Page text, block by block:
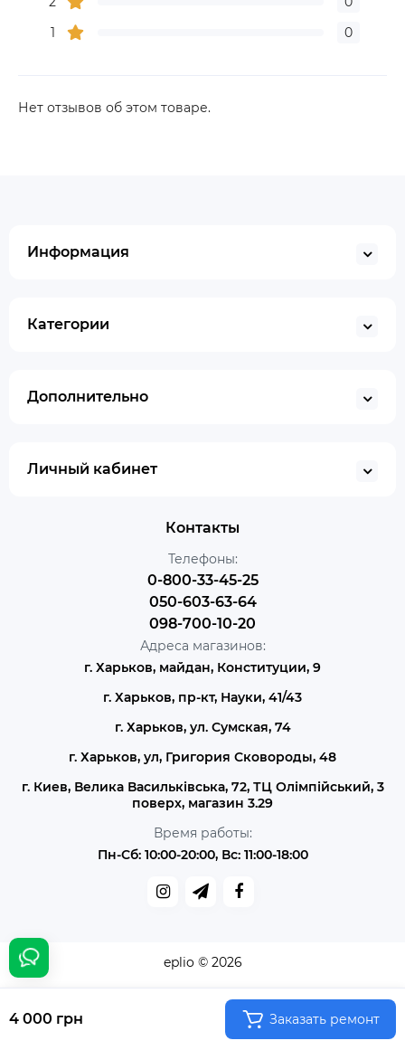
1
0
Нет отзывов об этом товаре.
4 000 грн Заказать ремонт
Информация
Категории
Дополнительно
Личный кабинет
Контакты
Телефоны:
0-800-33-45-25
050-603-63-64
098-700-10-20
Адреса магазинов:
г. Харьков, майдан, Конституции, 9
г. Харьков, пр-кт, Науки, 41/43
г. Харьков, ул. Сумская, 74
г. Харьков, ул, Григория Сковороды, 48
г. Киев, Велика Васильківська, 72, ТЦ Олімпійський, 3
поверх, магазин 3.29
Время работы:
Пн-Сб: 10:00-20:00, Вс: 11:00-18:00
eplio © 2026